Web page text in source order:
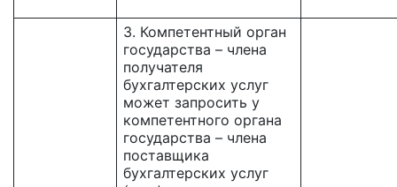
3. Компетентный орган
государства – члена
получателя
бухгалтерских услуг
может запросить у
компетентного органа
государства – члена
поставщика
бухгалтерских услуг